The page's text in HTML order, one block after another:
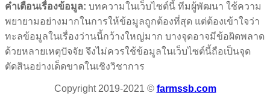
คำเตือนเรื่องข้อมูล: บทความในเว็บไซต์นี้ ทีมผู้พัฒนา ใช้ความ
พยายามอย่างมากในการให้ข้อมูลถูกต้องที่สุด แต่ต้องเข้าใจว่า
ทะลข้อมูลในเรื่องว่านนี้กว้างใหญ่มาก บางจุดอาจมีข้อผิดพลาด
ด้วยหลายเหตุปัจจัย จึงไม่ควรใช้ข้อมูลในเว็บไซต์นี้ถือเป็นจุด
ตัดสินอย่างเด็ดขาดในเชิงวิชาการ
Copyright 2019-2021 © farmssb.com